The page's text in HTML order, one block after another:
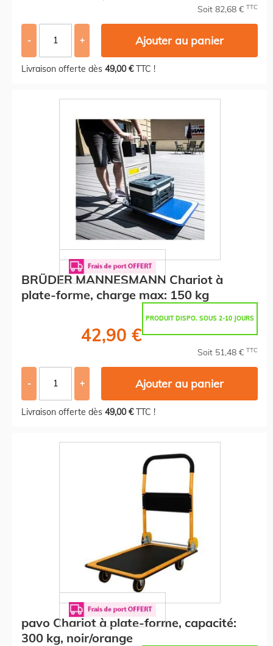
Soit 82,68 € TTC
- + Ajouter au panier
Livraison offerte dès 49,00 €TTC !
BRÜDER MANNESMANN Chariot à
plate-forme, charge max: 150 kg
PRODUIT DISPO. SOUS 2-10 JOURS
42,90 €
Soit 51,48 € TTC
- + Ajouter au panier
Livraison offerte dès 49,00 €TTC !
pavo Chariot à plate-forme, capacité:
300 kg, noir/orange